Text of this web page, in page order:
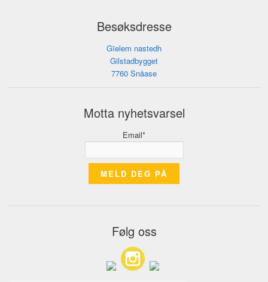
Besøksdresse
Gïelem nastedh
Gilstadbygget
7760 Snåase
Motta nyhetsvarsel
Email*
Følg oss